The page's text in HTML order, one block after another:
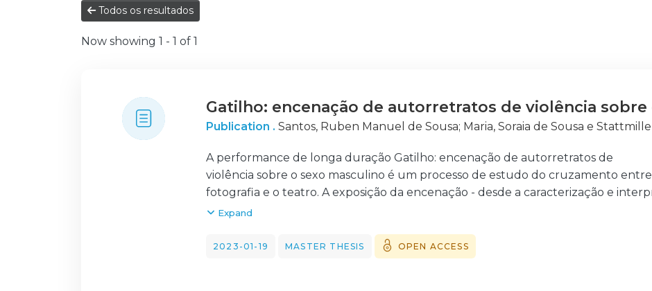
Todos os resultados
Now showing 1 - 1 of 1
Gatilho: encenação de autorretratos de violência sobre
Publication . Santos, Ruben Manuel de Sousa; Maria, Soraia de Sousa e
A performance de longa duração Gatilho: encenação de autorretratos de
violência sobre o sexo masculino é um processo de estudo do cruzamento
fotografia e o teatro. A exposição da encenação - desde a caracterização e
de personagens, ao disparo da máquina fotográfica e respetiva projeção dos
pela fotografia, defendida por Roland Barthes, é associada à performance numa
perspetiva de passagem de tempo e de transformação do ator nas narrativas
sobre o homem como vítima de violência. A fotografia - seja ela encarada como
Expand
2023-01-19 MASTER THESIS OPEN ACCESS